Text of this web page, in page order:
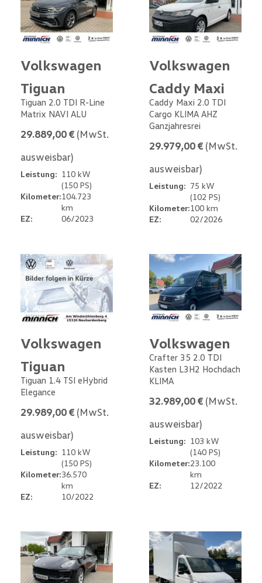
Volkswagen
Tiguan
Tiguan 2.0 TDI R-Line
Matrix NAVI ALU
29.889,00 € (MwSt.
ausweisbar)
Leistung: 110 kW
(150 PS)
Kilometer:104.723
km
EZ:
06/2023
Volkswagen
Caddy Maxi
Caddy Maxi 2.0 TDI
Cargo KLIMA AHZ
Ganzjahresrei
29.979,00 € (MwSt.
ausweisbar)
Leistung: 75 kW
(102 PS)
Kilometer:100 km
EZ:
02/2026
Volkswagen
Tiguan
Tiguan 1.4 TSI eHybrid
Elegance
29.989,00 € (MwSt.
ausweisbar)
Leistung: 110 kW
(150 PS)
Kilometer:36.570
km
EZ:
10/2022
Volkswagen
Crafter 35 2.0 TDI
Kasten L3H2 Hochdach
KLIMA
32.989,00 € (MwSt.
ausweisbar)
Leistung: 103 kW
(140 PS)
Kilometer:23.100
km
EZ:
12/2022